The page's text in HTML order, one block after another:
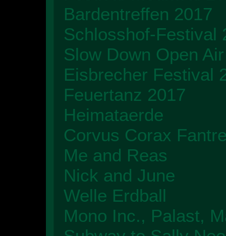
Bardentreffen 2017
Schlosshof-Festival
Slow Down Open Air
Eisbrecher Festival
Feuertanz 2017
Heimataerde
Corvus Corax
Me and Reas
Nick and June
Welle Erdball
Mono Inc., Palast,